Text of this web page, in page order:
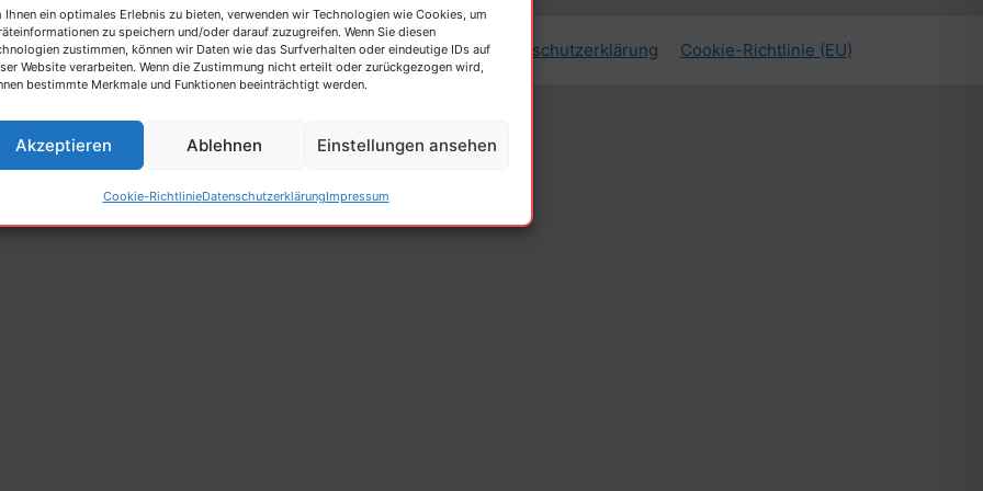
Ihnen ein optimales Erlebnis zu bieten, verwenden wir Technologien wie Cookies, um
zu speichern und/oder darauf zuzugreifen. Wenn Sie diesen
zustimmen, können wir Daten wie das Surfverhalten oder eindeutige IDs auf
Website verarbeiten. Wenn die Zustimmung nicht erteilt oder zurückgezogen wird,
bestimmte Merkmale und Funktionen beeinträchtigt werden.
Akzeptieren Ablehnen Einstellungen ansehen
Cookie-RichtlinieDatenschutzerklärungImpressum
Kontakt Fortbildung Impressum Datenschutzerklärung Cookie-Richtlinie (EU)